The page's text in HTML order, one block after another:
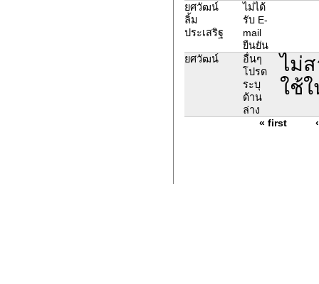
ยศวัฒน์
ลิ้ม
ประเสริฐ
ไม่ได้
รับ E-
mail
ยืนยัน
ยศวัฒน์
อื่นๆ
โปรด
ระบุ
ด้าน
ล่าง
ไม่
ใช้
« first